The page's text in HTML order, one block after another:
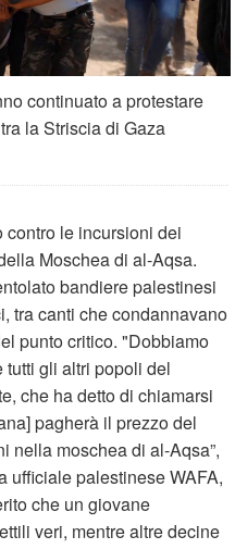
continuato a protestare
la Striscia di Gaza
le incursioni dei
Moschea di al-Aqsa.
bandiere palestinesi
tra canti che condannavano
punto critico. "Dobbiamo
tutti gli altri popoli del
che ha detto di chiamarsi
pagherà il prezzo del
nella moschea di al-Aqsa”,
ufficiale palestinese WAFA,
che un giovane
veri, mentre altre decine